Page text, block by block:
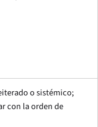
o sistémico;
con la orden de